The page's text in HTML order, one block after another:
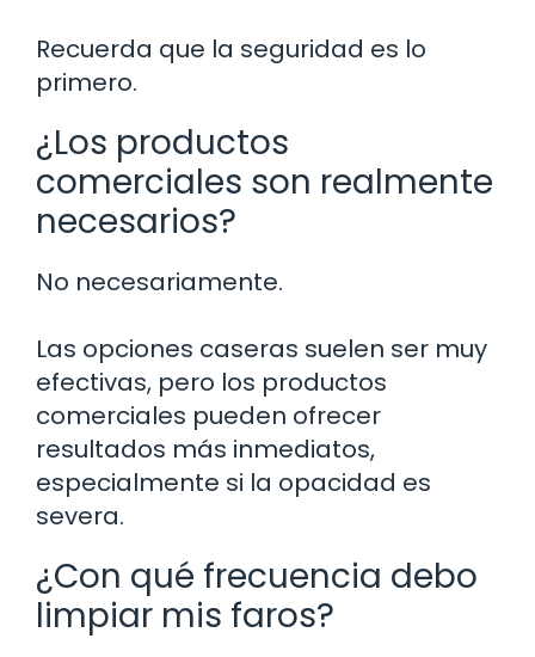
Recuerda que la seguridad es lo
primero.
¿Los productos
comerciales son realmente
necesarios?
No necesariamente.
Las opciones caseras suelen ser muy
efectivas, pero los productos
comerciales pueden ofrecer
resultados más inmediatos,
especialmente si la opacidad es
severa.
¿Con qué frecuencia debo
limpiar mis faros?